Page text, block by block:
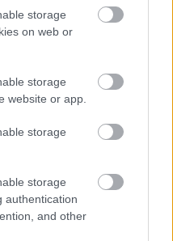
storage
on web or
storage
website or app.
storage
storage
authentication
and other
feszegetéséről
számít, jó